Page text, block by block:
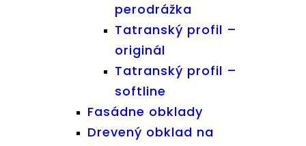
perodrážka
Tatranský profil –
originál
Tatranský profil –
softline
Fasádne obklady
Drevený obklad na